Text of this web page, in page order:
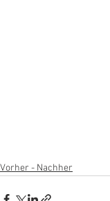
Vorher - Nachher